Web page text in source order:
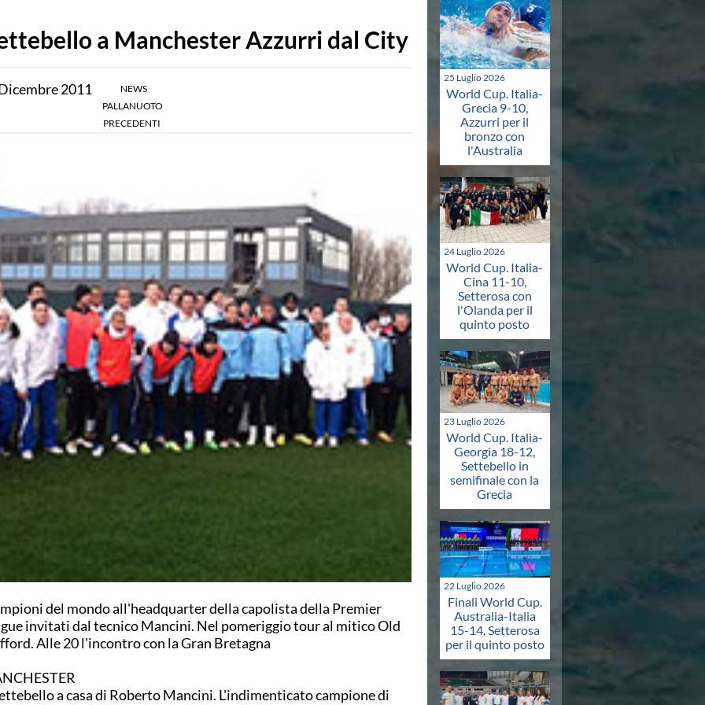
a Manchester Azzurri dal City
2011
NEWS
PALLANUOTO
PRECEDENTI
del mondo all'headquarter della capolista della Premier
invitati dal tecnico Mancini. Nel pomeriggio tour al mitico Old
Alle 20 l'incontro con la Gran Bretagna
a casa di Roberto Mancini. L'indimenticato campione di
25 Luglio 2026
World Cup. Italia-
Grecia 9-10,
Azzurri per il
bronzo con
l'Australia
24 Luglio 2026
World Cup. Italia-
Cina 11-10,
Setterosa con
l'Olanda per il
quinto posto
23 Luglio 2026
World Cup. Italia-
Georgia 18-12,
Settebello in
semifinale con la
Grecia
22 Luglio 2026
Finali World Cup.
Australia-Italia
15-14, Setterosa
per il quinto posto